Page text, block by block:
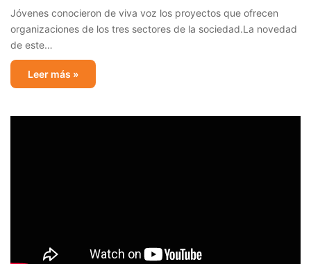
Jóvenes conocieron de viva voz los proyectos que ofrecen
organizaciones de los tres sectores de la sociedad.La novedad
de este…
Leer más »